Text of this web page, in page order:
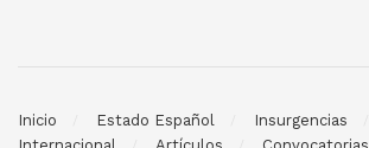
Inicio Estado Español
Insurgencias